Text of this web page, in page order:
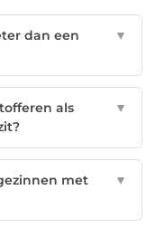
dan een
▼
als
▼
met
▼